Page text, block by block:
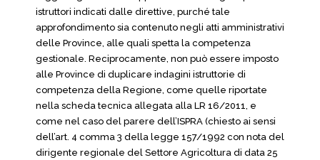
istruttori indicati dalle direttive, purché tale
approfondimento sia contenuto negli atti amministrativi
delle Province, alle quali spetta la competenza
gestionale. Reciprocamente, non può essere imposto
alle Province di duplicare indagini istruttorie di
competenza della Regione, come quelle riportate
nella scheda tecnica allegata alla LR 16/2011, e
come nel caso del parere dell’ISPRA (chiesto ai sensi
dell’art. 4 comma 3 della legge 157/1992 con nota del
dirigente regionale del Settore Agricoltura di data 25